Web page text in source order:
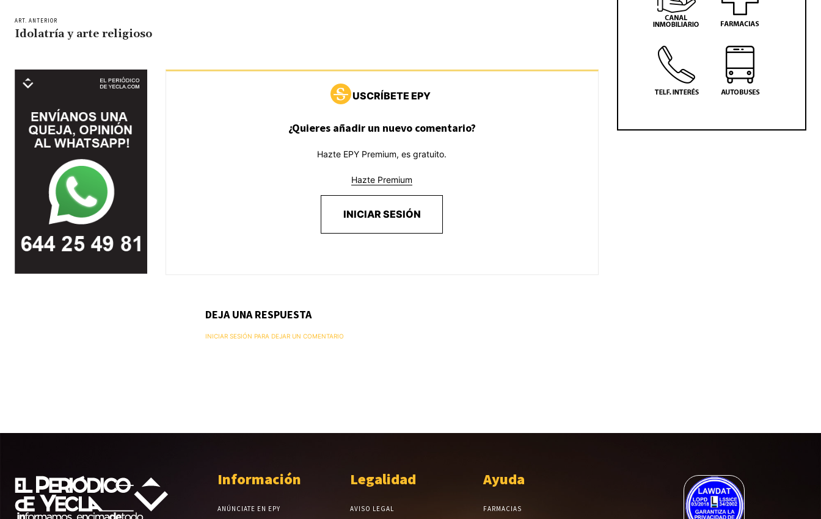
ART. ANTERIOR
Idolatría y arte religioso
USCRÍBETE EPY
¿Quieres añadir un nuevo comentario?
Hazte EPY Premium, es gratuito.
Hazte Premium
INICIAR SESIÓN
DEJA UNA RESPUESTA
INICIAR SESIÓN PARA DEJAR UN COMENTARIO
Información
ANÚNCIATE EN EPY
Legalidad
AVISO LEGAL
Ayuda
FARMACIAS